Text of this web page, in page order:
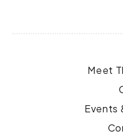
Meet
Events